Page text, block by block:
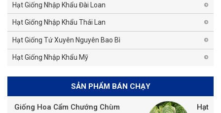
Hạt Giống Nhập Khẩu Đài Loan
Hạt Giống Nhập Khẩu Thái Lan
Hạt Giống Tứ Xuyên Nguyên Bao Bì
Hạt Giống Nhập Khẩu Mỹ
SẢN PHẨM BÁN CHẠY
Cẩm Chướng Chùm Hạt Giống Cải